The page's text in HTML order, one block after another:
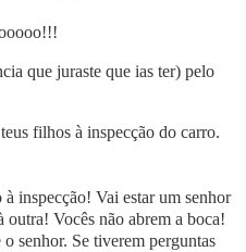
que juraste que ias ter) pelo
filhos à inspecção do carro.
inspecção! Vai estar um senhor
outra! Vocês não abrem a boca!
senhor. Se tiverem perguntas